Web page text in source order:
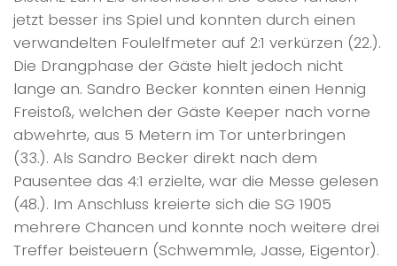
jetzt besser ins Spiel und konnten durch einen
verwandelten Foulelfmeter auf 2:1 verkürzen (22.).
Die Drangphase der Gäste hielt jedoch nicht
lange an. Sandro Becker konnten einen Hennig
Freistoß, welchen der Gäste Keeper nach vorne
abwehrte, aus 5 Metern im Tor unterbringen
(33.). Als Sandro Becker direkt nach dem
Pausentee das 4:1 erzielte, war die Messe gelesen
(48.). Im Anschluss kreierte sich die SG 1905
mehrere Chancen und konnte noch weitere drei
Treffer beisteuern (Schwemmle, Jasse, Eigentor).